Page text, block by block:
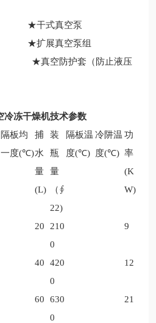
干式真空泵
扩展真空泵组
真空防护套（防止液压
冷冻干燥机技术参数
隔板均
一度(℃)
捕
水
量
(L)
装
瓶
量
（∮
22)
隔板温
度(℃)
冷阱温
度(℃)
功
率
(K
W)
20
210
0
9
40
420
0
12
60
630
0
21